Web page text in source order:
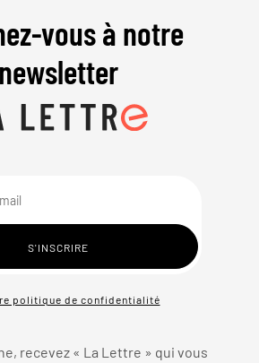
vous à notre
newsletter
politique de confidentialité
recevez « La Lettre » qui vous